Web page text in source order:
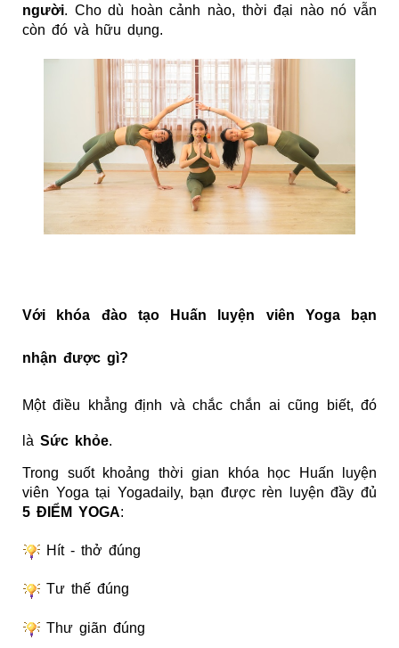
người. Cho dù hoàn cảnh nào, thời đại nào nó vẫn
còn đó và hữu dụng.
Với khóa đào tạo Huấn luyện viên Yoga bạn
nhận được gì?
Một điều khẳng định và chắc chắn ai cũng biết, đó
là Sức khỏe.
Trong suốt khoảng thời gian khóa học Huấn luyện
viên Yoga tại Yogadaily, bạn được rèn luyện đầy đủ
5 ĐIỂM YOGA:
Hít - thở đúng
Tư thế đúng
Thư giãn đúng